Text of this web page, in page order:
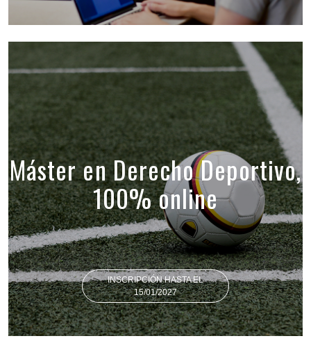
Máster en Derecho Deportivo,
100% online
INSCRIPCIÓN HASTA EL
15/01/2027